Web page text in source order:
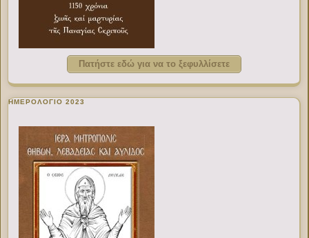
Πατήστε εδώ για να το ξεφυλλίσετε
ΗΜΕΡΟΛΟΓΙΟ 2023